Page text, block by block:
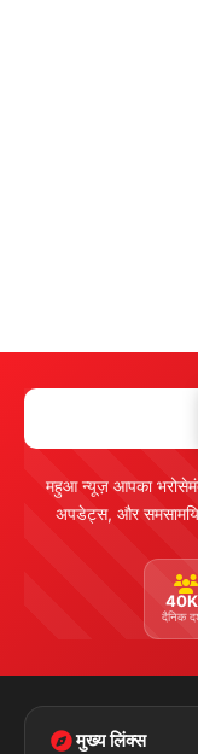
महुआ न्यूज़ आपका
अपडेट्स, और
दैनिक
मुख्य लिंक्स